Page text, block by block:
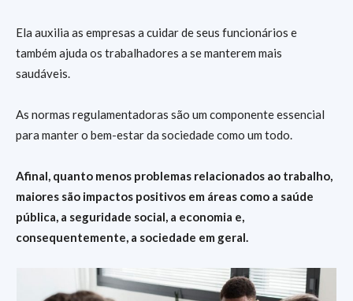
Ela auxilia as empresas a cuidar de seus funcionários e
também ajuda os trabalhadores a se manterem mais
saudáveis.
As normas regulamentadoras são um componente essencial
para manter o bem-estar da sociedade como um todo.
Afinal, quanto menos problemas relacionados ao trabalho,
maiores são impactos positivos em áreas como a saúde
pública, a seguridade social, a economia e,
consequentemente, a sociedade em geral.